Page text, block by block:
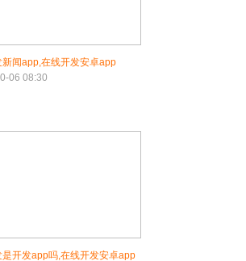
新闻app,在线开发安卓app
06 08:30
是开发app吗,在线开发安卓app